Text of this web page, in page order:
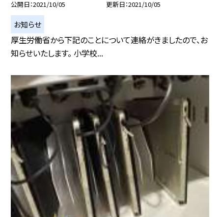
公開日 2021/10/05 更新日 2021/10/05
お知らせ
厚生労働省から下記のことについて連絡がきましたので、お
知らせいたします。 小学校...